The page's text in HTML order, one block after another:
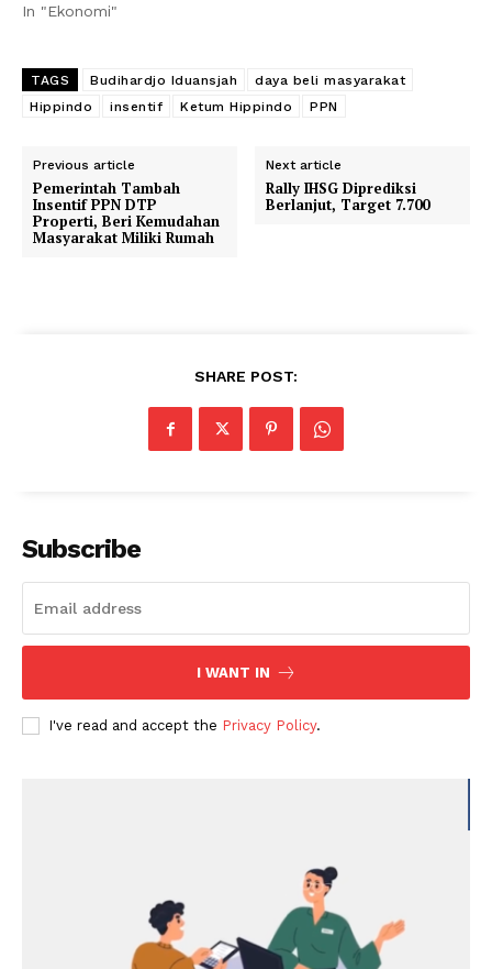
In "Ekonomi"
TAGS Budihardjo Iduansjah
daya beli masyarakat
Hippindo
insentif Ketum Hippindo PPN
Previous article
Pemerintah Tambah
Insentif PPN DTP
Properti, Beri Kemudahan
Masyarakat Miliki Rumah
Next article
Rally IHSG Diprediksi
Berlanjut, Target 7.700
SHARE POST:
Subscribe
I WANT IN
I've read and accept the Privacy Policy.